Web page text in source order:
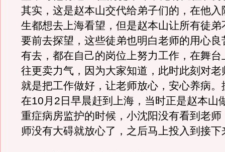
其实，这是赵本山交代给弟子们的，在他入
生都想去上海看望，但是赵本山让所有徒弟
要前去探望，这些徒弟也明白老师的用心良
有去，都在自己的岗位上努力工作，在舞台
往更卖力气，因为大家知道，此时此刻对老
就是把工作做好，让老师放心，安心养病。
在10月2日早晨赶到上海，当时正是赵本山
重症病房监护的时候，小沈阳没有看到老师
师没有大碍就放心了，之后马上投入到接